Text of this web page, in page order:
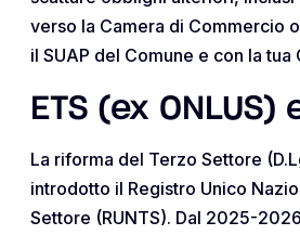
verso la Camera di Commercio
il SUAP del Comune e con la tua
ETS (ex ONLUS)
La riforma del Terzo Settore
introdotto il Registro Unico
Settore (RUNTS). Dal 2025-